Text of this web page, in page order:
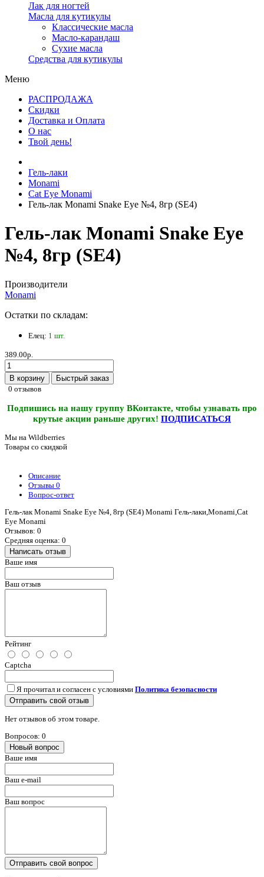
Лак для ногтей
Масла для кутикулы
Классические масла
Масло-карандаш
Сухие масла
Средства для кутикулы
Меню
РАСПРОДАЖА
Скидки
Доставка и Оплата
О нас
Твой день!
Гель-лаки
Monami
Cat Eye Monami
Гель-лак Monami Snake Eye №4, 8гр (SE4)
Гель-лак Monami Snake Eye
№4, 8гр (SE4)
Производители
Monami
Остатки по складам:
Елец: 1 шт.
389.00р.
В корзину
Быстрый заказ
0 отзывов
Подпишись на нашу группу ВКонтакте, чтобы узнавать про
крутые акции раньше других! ПОДПИСАТЬСЯ
Мы на Wildberries
Товары со скидкой
Описание
Отзывы 0
Вопрос-ответ
Гель-лак Monami Snake Eye №4, 8гр (SE4) Monami Гель-лаки,Monami,Cat
Eye Monami
Отзывов: 0
Средняя оценка: 0
Написать отзыв
Ваше имя
Ваш отзыв
Рейтинг
Captcha
Я прочитал и согласен с условиями Политика безопасности
Отправить свой отзыв
Нет отзывов об этом товаре.
Вопросов: 0
Новый вопрос
Ваше имя
Ваш e-mail
Ваш вопрос
Отправить свой вопрос